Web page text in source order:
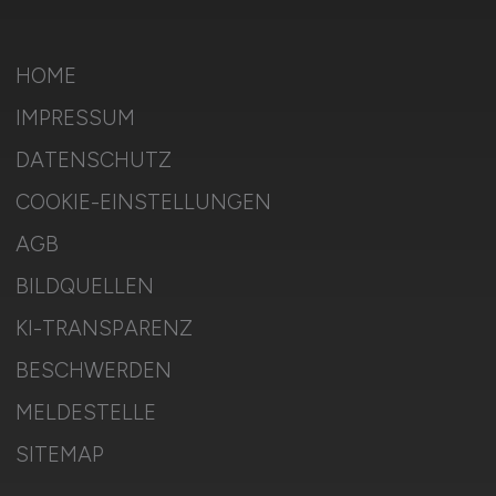
HOME
IMPRESSUM
DATENSCHUTZ
COOKIE-EINSTELLUNGEN
AGB
BILDQUELLEN
KI-TRANSPARENZ
BESCHWERDEN
MELDESTELLE
SITEMAP